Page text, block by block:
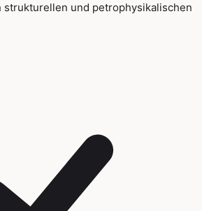
strukturellen und petrophysikalischen